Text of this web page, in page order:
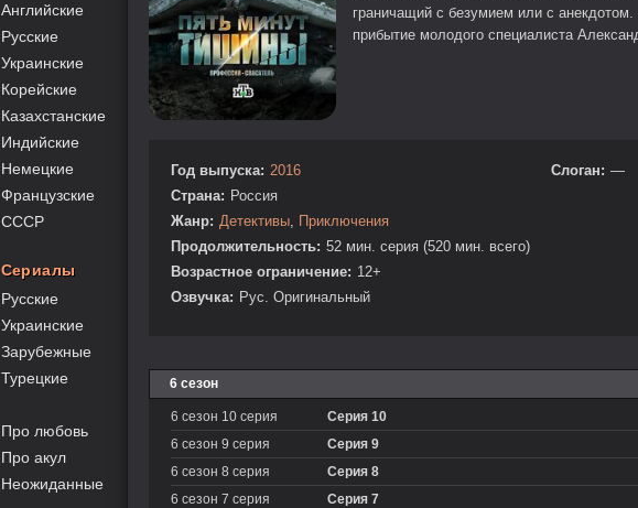
граничащий с безумием или с
прибытие молодого специалиста
Год выпуска: 2016
Страна: Россия
Жанр: Детективы
Приключения
Продолжительность: 52 мин. серия (520 мин. всего)
Возрастное ограничение: 12+
Озвучка: Рус. Оригинальный
Слоган: —
6 сезон
6 сезон 10 серия Серия 10
6 сезон 9 серия
Серия 9
6 сезон 8 серия
Серия 8
6 сезон 7 серия
Серия 7
Английские
Русские
Украинские
Корейские
Казахстанские
Индийские
Немецкие
Французские
СССР
Сериалы
Русские
Украинские
Зарубежные
Турецкие
Про любовь
Про акул
Неожиданные